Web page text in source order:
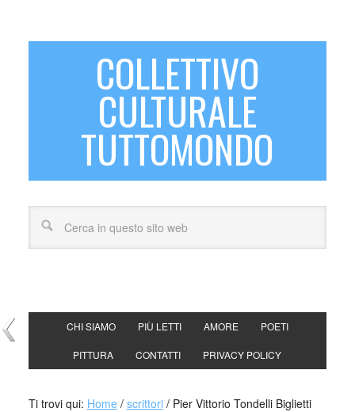
COLLETTIVO
CULTURALE
TUTTOMONDO
CHI SIAMO PIÙ LETTI AMORE POETI
PITTURA CONTATTI PRIVACY POLICY
Ti trovi qui: Home / scrittori /Pier Vittorio Tondelli Biglietti